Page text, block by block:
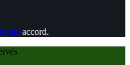
accord.